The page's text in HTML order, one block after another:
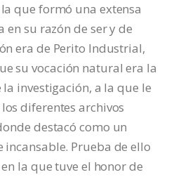
que formó una extensa
su razón de ser y de
era de Perito Industrial,
su vocación natural era la
investigación, a la que le
diferentes archivos
destacó como un
Prueba de ello
la que tuve el honor de